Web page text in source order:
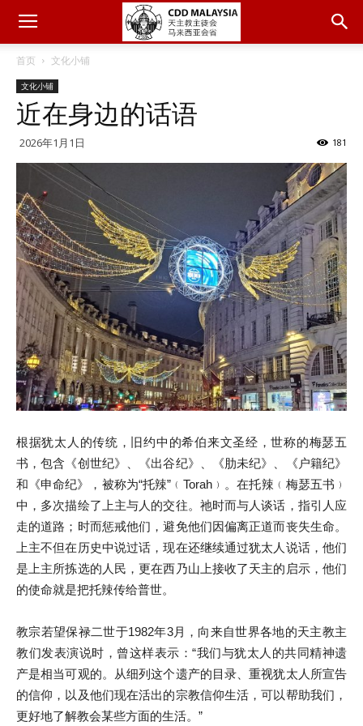
首页 文化小铺
文化小铺
近在身边的话语
2026年1月1日 181
根据犹太人的传统，旧约中的希伯来文圣经，世称的梅瑟五
书，包含《创世纪》、《出谷纪》、《肋未纪》、《户籍纪》
和《申命纪》，被称为“托辣”﹙Torah﹚。在托辣﹙梅瑟五书﹚
中，多次描绘了上主与人的交往。祂时而与人谈话，指引人应
走的道路；时而惩戒他们，避免他们因偏离正道而丧失生命。
上主不但在历史中说过话，现在还继续通过犹太人说话，他们
是上主所拣选的人民，更在西乃山上接收了天主的启示，他们
的使命就是把托辣传给普世。
教宗若望保禄二世于1982年3月，向来自世界各地的天主教主
教们发表演说时，曾这样表示：“我们与犹太人的共同精神遗
产是相当可观的。从细列这个遗产的目录、重视犹太人所宣告
的信仰，以及他们现在活出的宗教信仰生活，可以帮助我们，
更好地了解教会某些方面的生活。”